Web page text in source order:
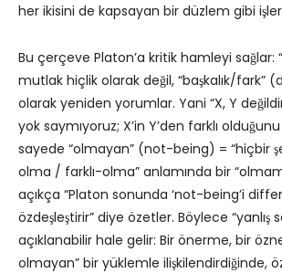
her ikisini de kapsayan bir düzlem gibi
Bu çerçeve Platon’a kritik hamleyi sağlar:
mutlak hiçlik olarak değil, “başkalık/fark”
olarak yeniden yorumlar. Yani “X, Y
yok saymıyoruz; X’in Y’den farklı
sayede “olmayan” (not-being) = “hiçbir
olma / farklı-olma” anlamında bir
açıkça “Platon sonunda ‘not-being’i
özdeşleştirir” diye özetler. Böylece “yanlış
açıklanabilir hale gelir: Bir önerme, bir
olmayan” bir yüklemle ilişkilendirdiğinde,